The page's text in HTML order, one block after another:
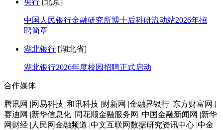
中国人民银行金融研究所博士后科研流动站2026年招
聘简章
湖北银行 [湖北省]
湖北银行2026年度校园招聘正式启动
合作媒体
腾讯网 |网易科技 |和讯科技 |财新网 |金融界银行 |东方财富网 |
赛迪网 |新华信息化 |同花顺金融服务网 |中国金融新闻网 |新华
网财经 |人民网金融频道 |中文互联网数据研究资讯中心 |中金